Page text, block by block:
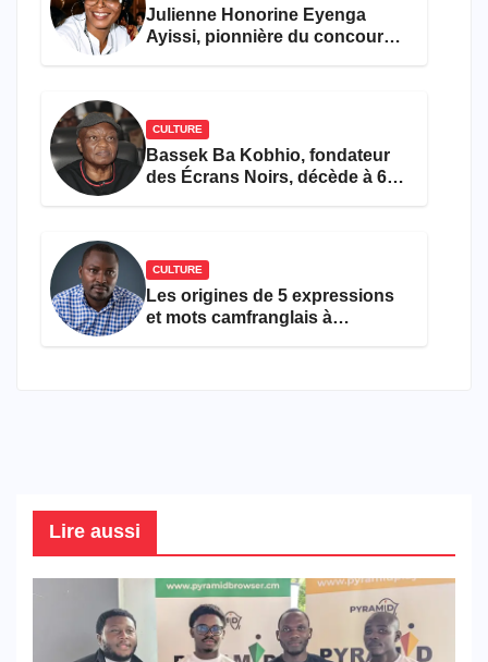
Julienne Honorine Eyenga
Ayissi, pionnière du concours
CULTURE
Bassek Ba Kobhio, fondateur
des Écrans Noirs, décède à 69
CULTURE
Les origines de 5 expressions
et mots camfranglais à
Lire aussi